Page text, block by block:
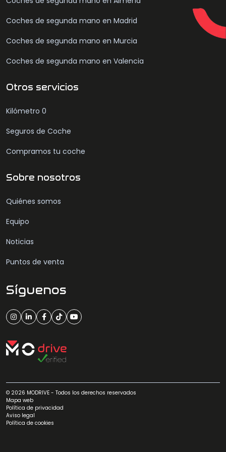
Coches de segunda mano en Madrid
Coches de segunda mano en Murcia
Coches de segunda mano en Valencia
Otros servicios
Kilómetro 0
Seguros de Coche
Compramos tu coche
Sobre nosotros
Quiénes somos
Equipo
Noticias
Puntos de venta
Síguenos
© 2026 MODRIVE - Todos los derechos reservados
Mapa web
Política de privacidad
Aviso legal
Política de cookies